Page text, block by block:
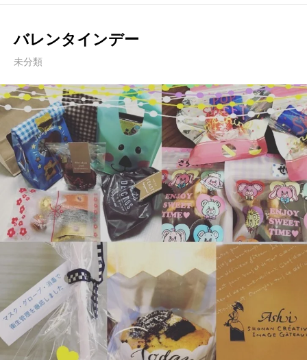
バレンタインデー
未分類